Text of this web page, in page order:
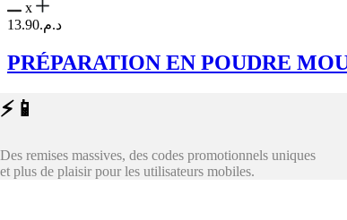
x
د.م.13.90
PRÉPARATION EN POUDRE
⚡📱
Des remises massives, des codes promotionnels uniques
et plus de plaisir pour les utilisateurs mobiles.